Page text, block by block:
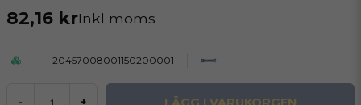
82,16 krInkl moms
20457008001150200001
- +